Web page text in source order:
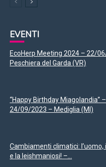
EVENTI
EcoHerp Meeting 2024 – 22/
Peschiera del Garda (VR)
“Happy Birthday Miagolandia”
24/09/2023 – Mediglia (MI)
Cambiamenti climatici: l’uomo,
e la leishmaniosi! –...